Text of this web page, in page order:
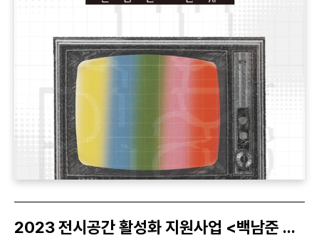
2023 전시공간 활성화 지원사업 <백남준 오마주전>